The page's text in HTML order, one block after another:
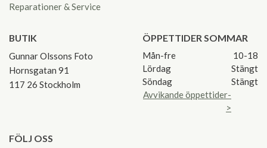
Reparationer & Service
BUTIK
Gunnar Olssons Foto
Hornsgatan 91
117 26 Stockholm
ÖPPETTIDER SOMMAR
Mån-fre
10-18
Lördag
Stängt
Söndag
Stängt
Avvikande öppettider-
>
FÖLJ OSS